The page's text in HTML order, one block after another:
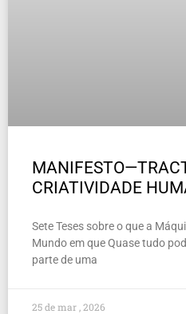
CRIATIVIDADE
Sete Teses sobre o que a
Mundo em que Quase tudo
parte de uma
25 de mar , 2026